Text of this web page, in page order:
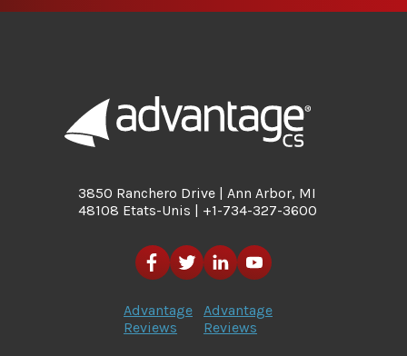
3850 Ranchero Drive | Ann Arbor, MI
48108 Etats-Unis | +1-734-327-3600
Advantage
Reviews
Advantage
Reviews